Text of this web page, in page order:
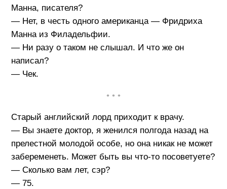
Манна, писателя?
— Нет, в честь одного американца — Фридриха
Манна из Филадельфии.
— Ни разу о таком не слышал. И что же он
написал?
— Чек.
• • •
Старый английский лорд приходит к врачу.
— Вы знаете доктор, я женился полгода назад на
прелестной молодой особе, но она никак не может
забеременеть. Может быть вы что-то посоветуете?
— Сколько вам лет, сэр?
— 75.